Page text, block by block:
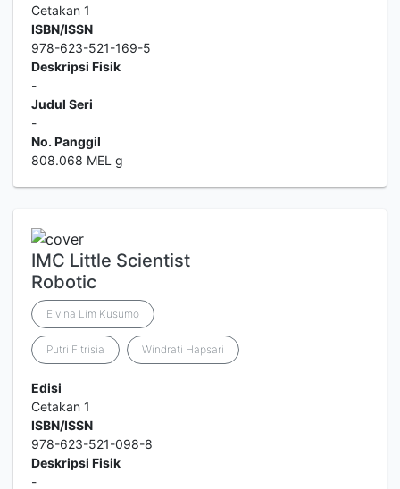
Cetakan 1
ISBN/ISSN
978-623-521-169-5
Deskripsi Fisik
-
Judul Seri
-
No. Panggil
808.068 MEL g
IMC Little Scientist
Robotic
Elvina Lim Kusumo
Putri Fitrisia Windrati Hapsari
Edisi
Cetakan 1
ISBN/ISSN
978-623-521-098-8
Deskripsi Fisik
-